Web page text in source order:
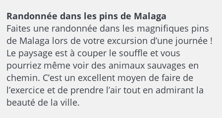
Randonnée dans les pins de Malaga
Faites une randonnée dans les magnifiques pins
de Malaga lors de votre excursion d’une journée !
Le paysage est à couper le souffle et vous
pourriez même voir des animaux sauvages en
chemin. C’est un excellent moyen de faire de
l’exercice et de prendre l’air tout en admirant la
beauté de la ville.